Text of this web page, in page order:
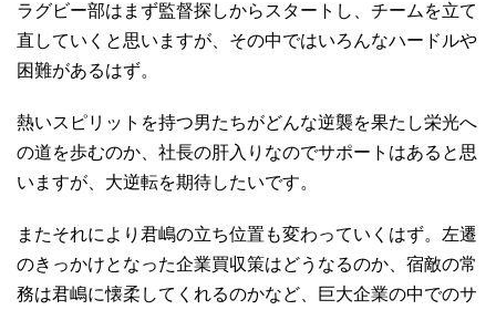
ラグビー部はまず監督探しからスタートし、チームを立て
直していくと思いますが、その中ではいろんなハードルや
困難があるはず。
熱いスピリットを持つ男たちがどんな逆襲を果たし栄光へ
の道を歩むのか、社長の肝入りなのでサポートはあると思
いますが、大逆転を期待したいです。
またそれにより君嶋の立ち位置も変わっていくはず。左遷
のきっかけとなった企業買収策はどうなるのか、宿敵の常
務は君嶋に懐柔してくれるのかなど、巨大企業の中でのサ